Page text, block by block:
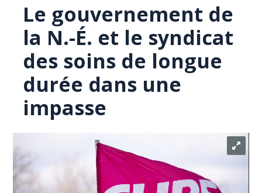
Le gouvernement de
la N.-É. et le syndicat
des soins de longue
durée dans une
impasse